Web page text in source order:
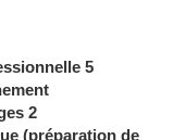
5
2
(préparation de